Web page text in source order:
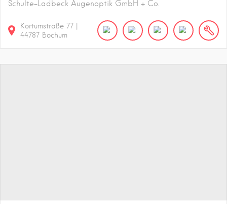
Schulte-Ladbeck Augenoptik GmbH + Co.
Kortumstraße 77
44787 Bochum